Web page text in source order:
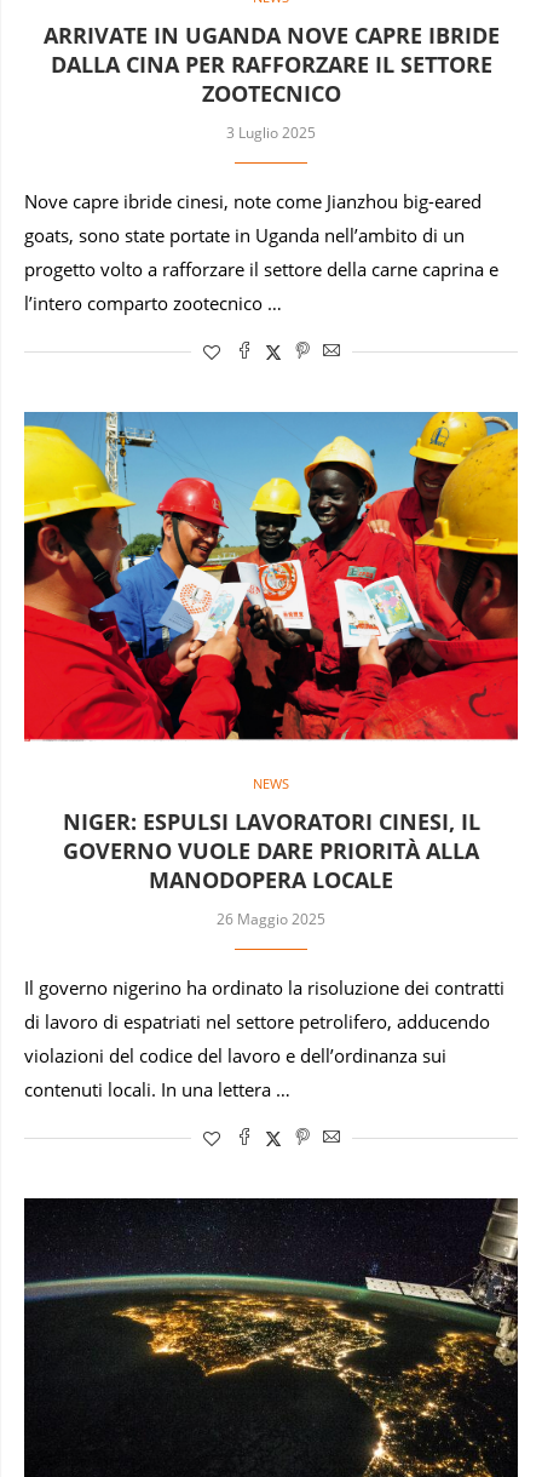
ARRIVATE IN UGANDA NOVE CAPRE IBRIDE
DALLA CINA PER RAFFORZARE IL SETTORE
ZOOTECNICO
3 Luglio 2025
Nove capre ibride cinesi, note come Jianzhou big-eared
goats, sono state portate in Uganda nell’ambito di un
progetto volto a rafforzare il settore della carne caprina e
l’intero comparto zootecnico …
NEWS
NIGER: ESPULSI LAVORATORI CINESI, IL
GOVERNO VUOLE DARE PRIORITÀ ALLA
MANODOPERA LOCALE
26 Maggio 2025
Il governo nigerino ha ordinato la risoluzione dei contratti
di lavoro di espatriati nel settore petrolifero, adducendo
violazioni del codice del lavoro e dell’ordinanza sui
contenuti locali. In una lettera …